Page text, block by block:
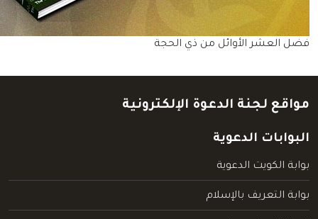
فضل العشر الأوائل من ذي الحجة
مواقع لجنة الدعوة الإلكترونية
البوابات الدعوية
بوابة الكويت الدعوية
بوابة التعريف بالإسلام